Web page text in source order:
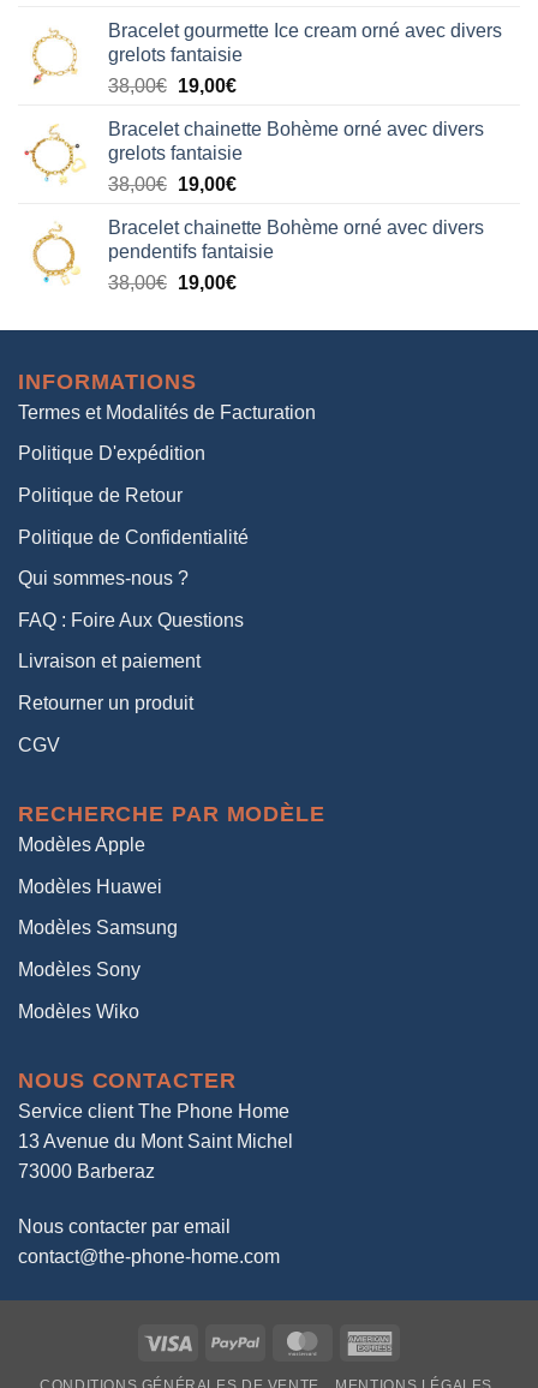
initial
était :
38,00€.
actuel
est :
19,00€.
Bracelet gourmette Ice cream orné avec divers
grelots fantaisie
38,00€ Le
initial
était :
38,00€.
19,00€Le
actuel
est :
19,00€.
Bracelet chainette Bohème orné avec divers
grelots fantaisie
38,00€ Le
initial
était :
38,00€.
19,00€Le
actuel
est :
19,00€.
Bracelet chainette Bohème orné avec divers
pendentifs fantaisie
38,00€ Le
initial
38,00€.
19,00€Le
actuel
INFORMATIONS
Termes et Modalités de Facturation
Politique D'expédition
Politique de Retour
Politique de Confidentialité
Qui sommes-nous ?
FAQ : Foire Aux Questions
Livraison et paiement
Retourner un produit
CGV
RECHERCHE PAR MODÈLE
Modèles Apple
Modèles Huawei
Modèles Samsung
Modèles Sony
Modèles Wiko
NOUS CONTACTER
Service client The Phone Home
13 Avenue du Mont Saint Michel
73000 Barberaz
Nous contacter par email
contact@the-phone-home.com
Visa PayPal MasterCard